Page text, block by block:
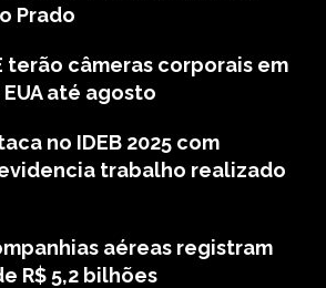
Prado
terão câmeras corporais em
até agosto
no IDEB 2025 com
trabalho realizado
aéreas registram
R$ 5,2 bilhões